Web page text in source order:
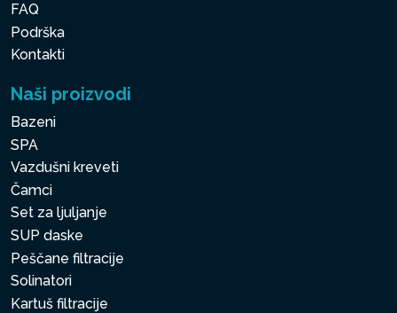
FAQ
Podrška
Kontakti
Naši proizvodi
Bazeni
SPA
Vazdušni kreveti
Čamci
Set za ljuljanje
SUP daske
Peščane filtracije
Solinatori
Kartuš filtracije